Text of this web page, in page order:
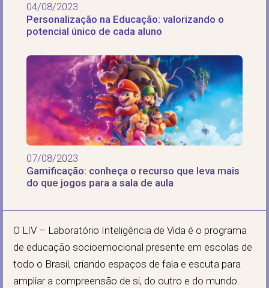
04/08/2023
Personalização na Educação: valorizando o
potencial único de cada aluno
07/08/2023
Gamificação: conheça o recurso que leva mais
do que jogos para a sala de aula
O LIV – Laboratório Inteligência de Vida é o programa
de educação socioemocional presente em escolas de
todo o Brasil, criando espaços de fala e escuta para
ampliar a compreensão de si, do outro e do mundo.